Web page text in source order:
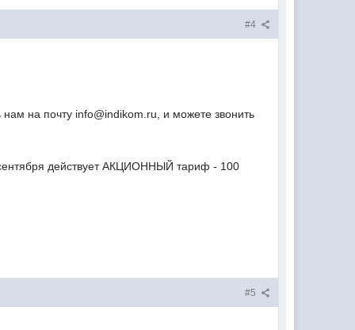
#4
на почту info@indikom.ru, и можете звонить
действует АКЦИОННЫЙ тариф - 100
#5